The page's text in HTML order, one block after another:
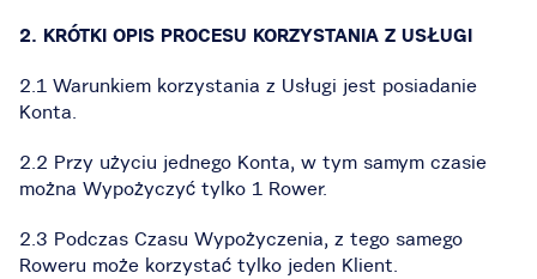
2. KRÓTKI OPIS PROCESU KORZYSTANIA Z USŁUGI
2.1 Warunkiem korzystania z Usługi jest posiadanie
Konta.
2.2 Przy użyciu jednego Konta, w tym samym czasie
można Wypożyczyć tylko 1 Rower.
2.3 Podczas Czasu Wypożyczenia, z tego samego
Roweru może korzystać tylko jeden Klient.